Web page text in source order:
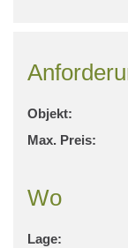
Objekt:
Max. Preis:
Wo
Lage: